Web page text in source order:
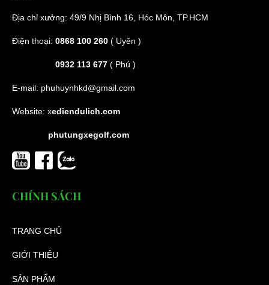
Địa chỉ xưởng: 49/9 Nhị Bình 16, Hóc Môn, TP.HCM
Điện thoại: 0868 100 260 ( Uyên )
0932 113 677 ( Phú )
E-mail: phuhuynhkd@gmail.com
Website: xediendulich.com
phutungxegolf.com
CHÍNH SÁCH
TRANG CHỦ
GIỚI THIỆU
SẢN PHẨM